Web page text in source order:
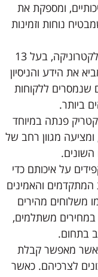
ומספקת את
נוחות וזמינות
כאשר בעל החברה, מהנדס חשמל ואלקטרוניקה, בעל 13
את הידע והניסיון
שנמסרים ללקוחות
ביותר.
פנתה במיוחד
מגוון רחב של
על איכותם כדי
והאמינים
משלוחים מהירים
במחירים משתלמים,
בתחום.
אשר מאפשר קבלת
לצרכיהם. כאשר